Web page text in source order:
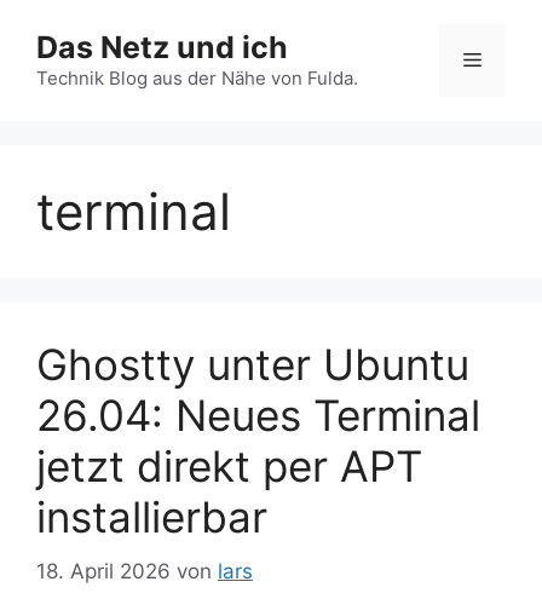
Inhalt
springen
Das Netz und ich
Technik Blog aus der Nähe von Fulda.
Menü
terminal
Ghostty unter Ubuntu
26.04: Neues Terminal
jetzt direkt per APT
installierbar
18. April 2026 von lars